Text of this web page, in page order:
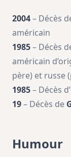
2004– Décès
américain
1985– Décès
américain
père) et russe
1985– Décès d’
19– Décès de
Humour